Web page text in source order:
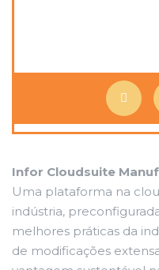
Infor Cloudsuite
Uma plataforma na
indústria,
melhores práticas da
de modificações